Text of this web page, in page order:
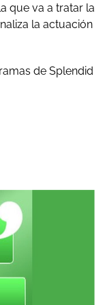
que va a tratar la
la actuación
de Splendid